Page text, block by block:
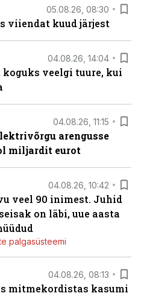
05.08.26, 08:30
viiendat kuud järjest
04.08.26, 14:04
veelgi tuure, kui
04.08.26, 11:15
arengusse
miljardit eurot
04.08.26, 10:42
veel 90 inimest. Juhid
on läbi, uue aasta
palgasüsteemi
04.08.26, 08:13
mitmekordistas kasumi